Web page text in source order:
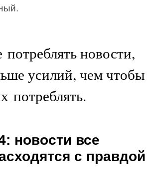
новости,
усилий, чем чтобы
потреблять.
новости все
с правдой